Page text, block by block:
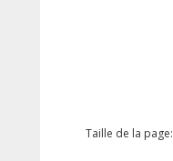
Taille de la page: